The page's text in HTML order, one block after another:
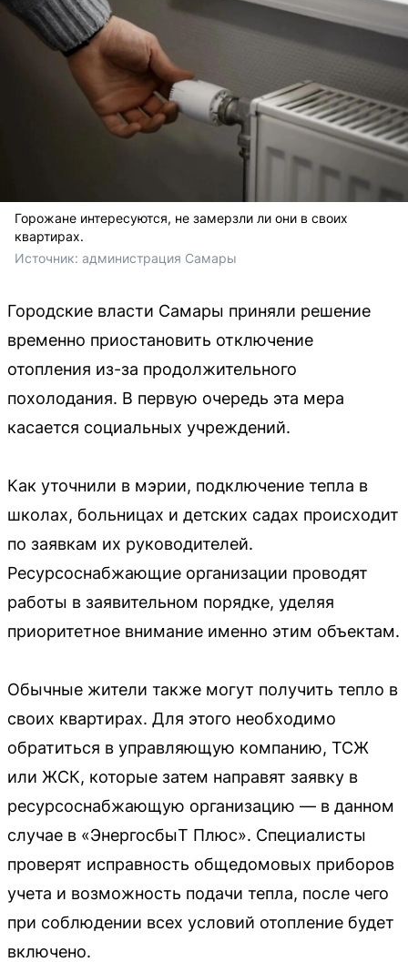
Горожане интересуются, не замерзли ли они в своих
квартирах.
Источник: администрация Самары
Городские власти Самары приняли решение
временно приостановить отключение
отопления из-за продолжительного
похолодания. В первую очередь эта мера
касается социальных учреждений.
Как уточнили в мэрии, подключение тепла в
школах, больницах и детских садах происходит
по заявкам их руководителей.
Ресурсоснабжающие организации проводят
работы в заявительном порядке, уделяя
приоритетное внимание именно этим объектам.
Обычные жители также могут получить тепло в
своих квартирах. Для этого необходимо
обратиться в управляющую компанию, ТСЖ
или ЖСК, которые затем направят заявку в
ресурсоснабжающую организацию — в данном
случае в «ЭнергосбыТ Плюс». Специалисты
проверят исправность общедомовых приборов
учета и возможность подачи тепла, после чего
при соблюдении всех условий отопление будет
включено.